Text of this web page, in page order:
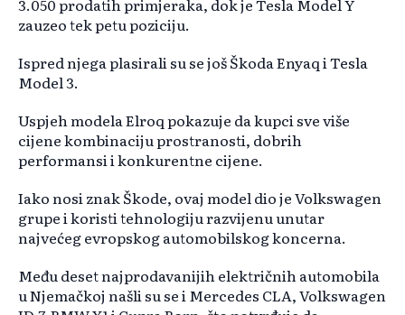
3.050 prodatih primjeraka, dok je Tesla Model Y
zauzeo tek petu poziciju.
Ispred njega plasirali su se još Škoda Enyaq i Tesla
Model 3.
Uspjeh modela Elroq pokazuje da kupci sve više
cijene kombinaciju prostranosti, dobrih
performansi i konkurentne cijene.
Iako nosi znak Škode, ovaj model dio je Volkswagen
grupe i koristi tehnologiju razvijenu unutar
najvećeg evropskog automobilskog koncerna.
Među deset najprodavanijih električnih automobila
u Njemačkoj našli su se i Mercedes CLA, Volkswagen